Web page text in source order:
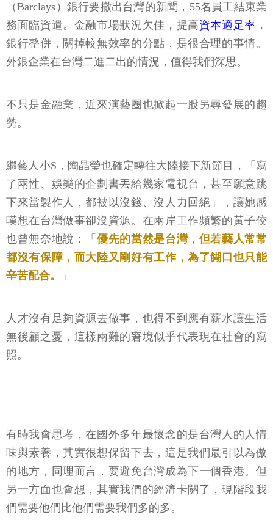
（Barclays）銀行要撤出台灣的新聞，55名員工結束業
務面臨資遣。金融市場狀況欠佳，提高資本適足率 ，
銀行整併，關掉較無效率的分點，是很合理的事情。
外銀企業在台灣二進二出的情況，值得我們深思。
不只是金融業，近來演藝圈也掀起一股另尋發展的趨
勢。
繼藝人小S，陶晶瑩也確定轉往大陸接下新節目，「寫
了兩性、娛樂的企劃書丟給幾家電視台，甚至願意跳
下來當製作人，都被以沒錢、沒人力回絕」，讓她感
嘆想在台灣做事卻沒資源。在兩岸工作頻繁的黃子佼
也曾無奈地說：「優先的當然是台灣，但若藝人常常
都沒有保障，而大陸又剛好有工作，為了餬口也只能
辛苦配合。
」
人才沒有足夠資源去做事，也得不到應有薪水讓生活
無後顧之憂，這樣兩難的窘境似乎代表現在社會的寫
照。
有時我會思考，在國外多年最懷念的是台灣人的人情
味與素養，其實很想保留下去，這是我們最引以為傲
的地方，同理而言，要避免台灣成為下一個香港。但
另一方面也會想，其實我們的經濟卡關了，現階段我
們需要他們比他們需要我們多的多。